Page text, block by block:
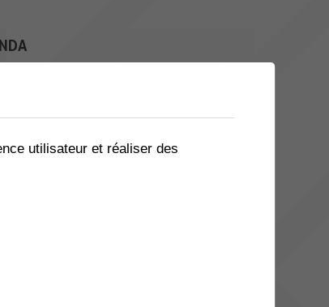
utilisateur et réaliser des